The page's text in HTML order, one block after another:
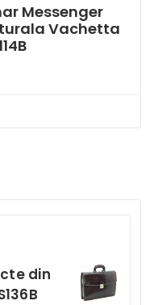
Messenger
Vachetta
din